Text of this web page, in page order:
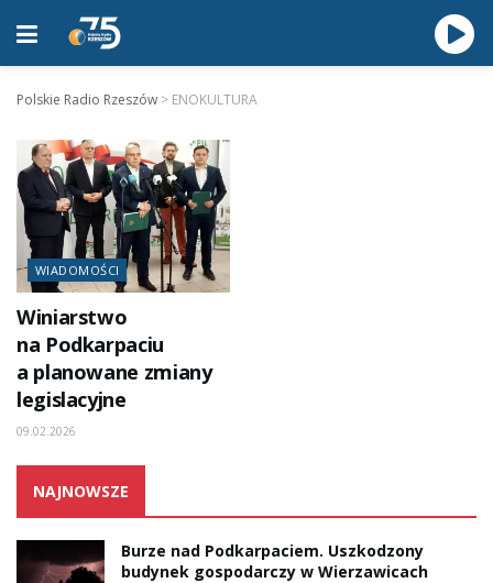
Polskie Radio Rzeszów > ENOKULTURA
WIADOMOŚCI
Winiarstwo
na Podkarpaciu
a planowane zmiany
legislacyjne
09.02.2026
NAJNOWSZE
Burze nad Podkarpaciem. Uszkodzony
budynek gospodarczy w Wierzawicach